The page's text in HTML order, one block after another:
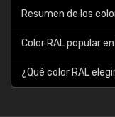
Resumen de los
Color RAL popular
¿Qué color RAL